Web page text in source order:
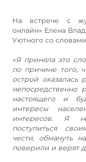
На встрече с
онлайн» Елена
Уютного со
«Я приняла это
по причине того,
острой
непосредственно
настоящего и
интересы
интересов. Я
поступиться
чести, обмануть
поверили и верят